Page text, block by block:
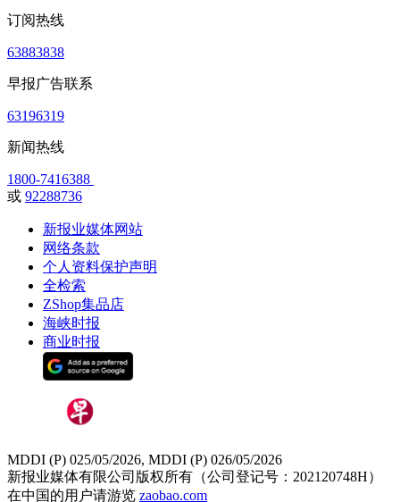
订阅热线
63883838
早报广告联系
63196319
新闻热线
1800-7416388
或 92288736
新报业媒体网站
网络条款
个人资料保护声明
全检索
ZShop集品店
海峡时报
商业时报
MDDI (P) 025/05/2026, MDDI (P) 026/05/2026
新报业媒体有限公司版权所有（公司登记号：202120748H）
在中国的用户请游览 zaobao.com